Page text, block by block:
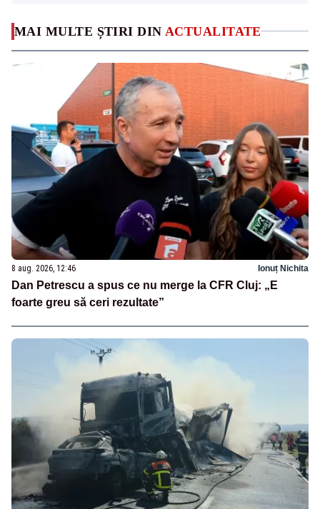
MAI MULTE ȘTIRI DIN ACTUALITATE
8 aug. 2026, 12:46 Ionuț Nichita
Dan Petrescu a spus ce nu merge la CFR Cluj: „E
foarte greu să ceri rezultate”